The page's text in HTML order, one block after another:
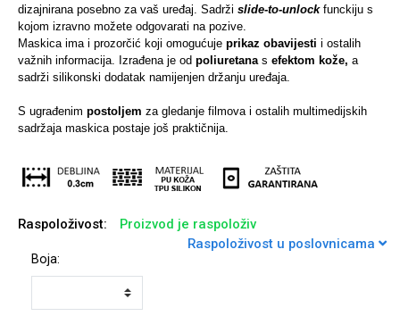
dizajnirana posebno za vaš uređaj. Sadrži slide-to-unlockfunckiju s
kojom izravno možete odgovarati na pozive.
Maskica ima i prozorčić koji omogućuje prikaz obavijesti i ostalih
važnih informacija. Izrađena je od poliuretanas efektom kože, a
sadrži silikonski dodatak namijenjen držanju uređaja.
S ugrađenim postoljem za gledanje filmova i ostalih multimedijskih
sadržaja maskica postaje još praktičnija.
Raspoloživost:
Proizvod je raspoloživ
Raspoloživost u poslovnicama
Boja:
Sleng Feel Good
Svemirska kolekcija
Univerzalne futrole i
maskice
Preklopne maskice